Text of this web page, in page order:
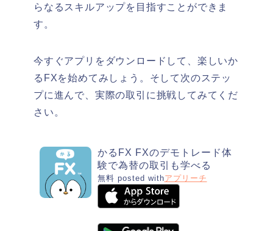
らなるスキルアップを目指すことができま
す。
今すぐアプリをダウンロードして、楽しいか
るFXを始めてみしょう。そして次のステッ
プに進んで、実際の取引に挑戦してみてくだ
さい。
かるFX FXのデモトレード体
験で為替の取引も学べる
無料 posted withアプリーチ